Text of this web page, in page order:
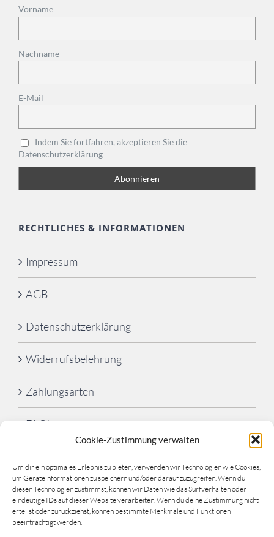
Cookie-Zustimmung verwalten
Um dir ein optimales Erlebnis zu bieten, verwenden wir Technologien wie Cookies,
um Geräteinformationen zu speichern und/oder darauf zuzugreifen. Wenn du
diesen Technologien zustimmst, können wir Daten wie das Surfverhalten oder
eindeutige IDs auf dieser Website verarbeiten. Wenn du deine Zustimmung nicht
erteilst oder zurückziehst, können bestimmte Merkmale und Funktionen
beeinträchtigt werden.
Vorname
Nachname
E-Mail
Indem Sie fortfahren, akzeptieren Sie die
Datenschutzerklärung
RECHTLICHES & INFORMATIONEN
Impressum
AGB
Datenschutzerklärung
Widerrufsbelehrung
Zahlungsarten
FAQ’s